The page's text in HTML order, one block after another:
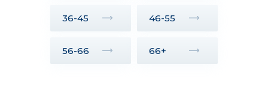
36-45 46-55
56-66 66+